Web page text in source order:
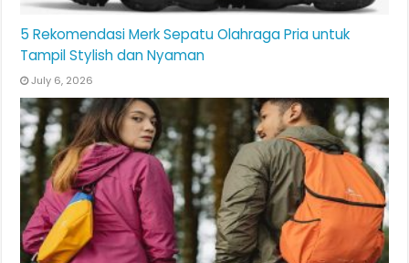
5 Rekomendasi Merk Sepatu Olahraga Pria untuk
Tampil Stylish dan Nyaman
July 6, 2026